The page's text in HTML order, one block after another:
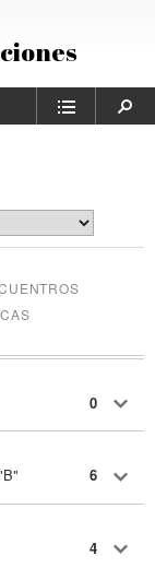
0
6
4